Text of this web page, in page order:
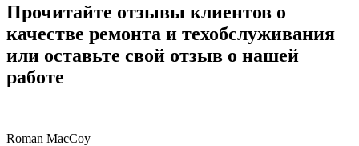
Прочитайте отзывы клиентов о
качестве ремонта и техобслуживания
или оставьте свой отзыв о нашей
работе
Roman MacCoy